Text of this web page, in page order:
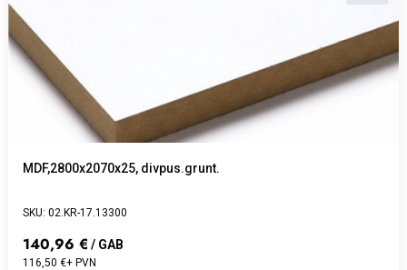
MDF,2800x2070x25, divpus.grunt.
SKU: 02.KR-17.13300
140,96 € / GAB
116,50 €+ PVN